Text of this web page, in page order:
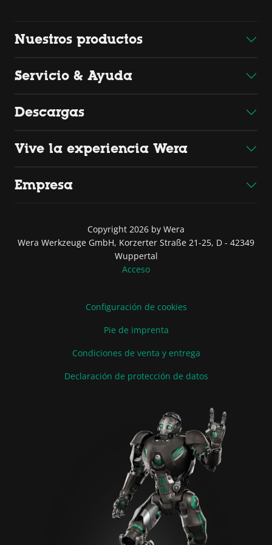
Nuestros productos
Servicio & Ayuda
Descargas
Vive la experiencia Wera
Empresa
Copyright 2026 by Wera
Wera Werkzeuge GmbH, Korzerter Straße 21-25, D - 42349
Wuppertal
Acceso
Configuración de cookies
Pie de imprenta
Condiciones de venta y entrega
Declaración de protección de datos